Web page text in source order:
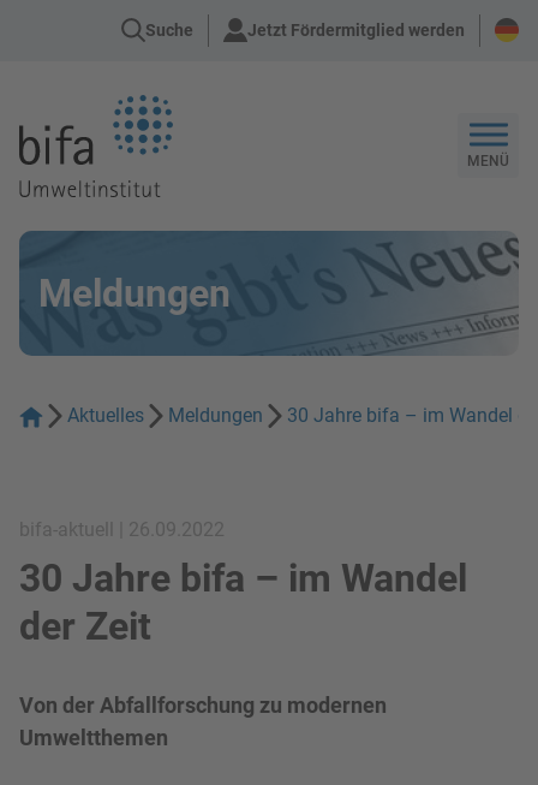
Suche Jetzt Fördermitglied werden
MENÜ
Meldungen
Aktuelles Meldungen 30 Jahre bifa – im Wandel
bifa-aktuell | 26.09.2022
30 Jahre bifa – im Wandel
der Zeit
Von der Abfallforschung zu modernen
Umweltthemen